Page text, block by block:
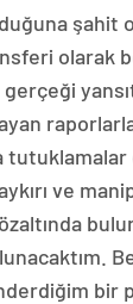
şahit
olarak
gerçeği
ve
bir